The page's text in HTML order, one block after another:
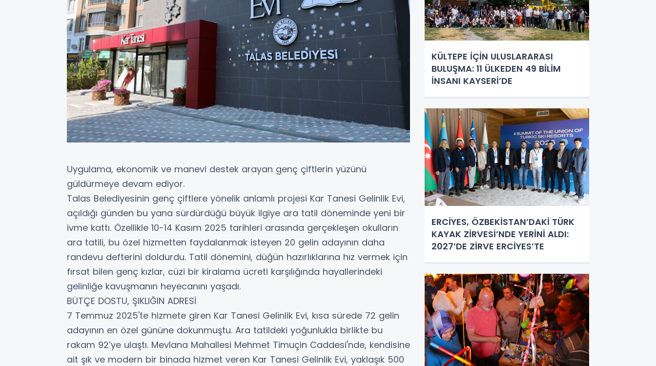
Uygulama, ekonomik ve manevi destek arayan genç çiftlerin yüzünü
güldürmeye devam ediyor.
Talas Belediyesinin genç çiftlere yönelik anlamlı projesi Kar Tanesi Gelinlik Evi,
açıldığı günden bu yana sürdürdüğü büyük ilgiye ara tatil döneminde yeni bir
ivme kattı. Özellikle 10-14 Kasım 2025 tarihleri arasında gerçekleşen okulların
ara tatili, bu özel hizmetten faydalanmak isteyen 20 gelin adayının daha
randevu defterini doldurdu. Tatil dönemini, düğün hazırlıklarına hız vermek için
fırsat bilen genç kızlar, cüzi bir kiralama ücreti karşılığında hayallerindeki
gelinliğe kavuşmanın heyecanını yaşadı.
BÜTÇE DOSTU, ŞIKLIĞIN ADRESİ
7 Temmuz 2025'te hizmete giren Kar Tanesi Gelinlik Evi, kısa sürede 72 gelin
adayının en özel gününe dokunmuştu. Ara tatildeki yoğunlukla birlikte bu
rakam 92’ye ulaştı. Mevlana Mahallesi Mehmet Timuçin Caddesi'nde, kendisine
ait şık ve modern bir binada hizmet veren Kar Tanesi Gelinlik Evi, yaklaşık 500
KÜLTEPE İÇİN ULUSLARARASI
BULUŞMA: 11 ÜLKEDEN 49 BİLİM
İNSANI KAYSERİ’DE
ERCİYES, ÖZBEKİSTAN’DAKİ TÜRK
KAYAK ZİRVESİ’NDE YERİNİ ALDI:
2027’DE ZİRVE ERCİYES’TE